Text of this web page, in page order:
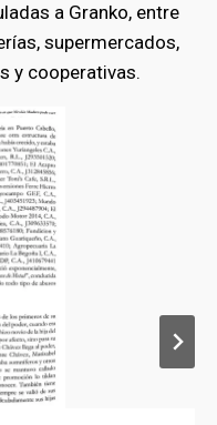
a Granko, entre
supermercados,
y cooperativas.